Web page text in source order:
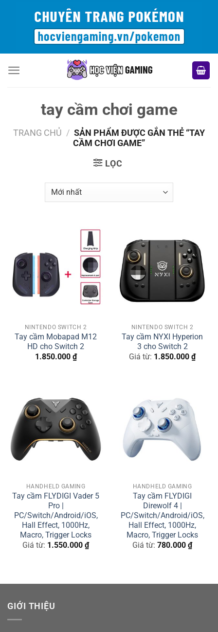
tay cầm chơi game
TRANG CHỦ / SẢN PHẨM ĐƯỢC GẮN THẺ “TAY
CẦM CHƠI GAME”
LỌC
NINTENDO SWITCH 2
Tay cầm Mobapad M12
HD cho Switch 2
1.850.000 ₫
NINTENDO SWITCH 2
Tay cầm NYXI Hyperion
3 cho Switch 2
Giá từ: 1.850.000 ₫
HANDHELD GAMING
Tay cầm FLYDIGI Vader 5
Pro |
PC/Switch/Android/iOS,
Hall Effect, 1000Hz,
Macro, Trigger Locks
Giá từ: 1.550.000 ₫
HANDHELD GAMING
Tay cầm FLYDIGI
Direwolf 4 |
PC/Switch/Android/iOS,
Hall Effect, 1000Hz,
Macro, Trigger Locks
Giá từ: 780.000 ₫
GIỚI THIỆU